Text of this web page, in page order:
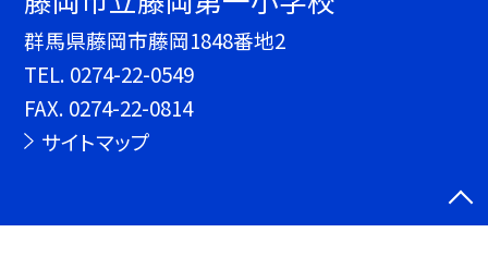
群馬県藤岡市藤岡1848番地2
TEL. 0274-22-0549
FAX. 0274-22-0814
サイトマップ